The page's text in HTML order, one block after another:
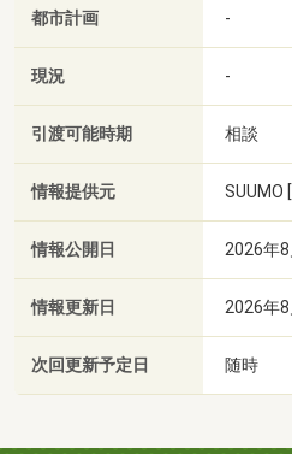
都市計画 -
現況 -
引渡可能時期 相談
情報提供元 SUUMO
情報公開日 2026年8
情報更新日 2026年8
次回更新予定日 随時